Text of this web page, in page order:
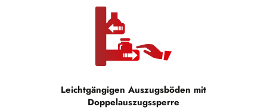
Leichtgängigen Auszugsböden mit
Doppelauszugssperre